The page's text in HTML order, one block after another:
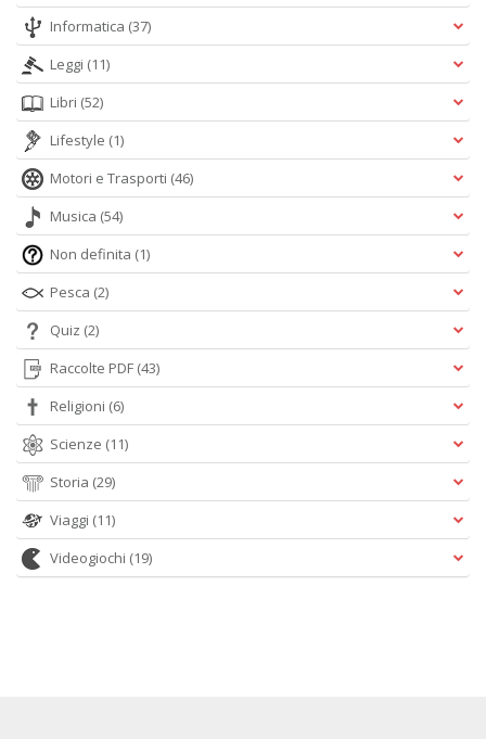
Informatica (37)
Leggi (11)
Libri (52)
Lifestyle (1)
Motori e Trasporti (46)
Musica (54)
Non definita (1)
Pesca (2)
Quiz (2)
Raccolte PDF (43)
Religioni (6)
Scienze (11)
Storia (29)
Viaggi (11)
Videogiochi (19)